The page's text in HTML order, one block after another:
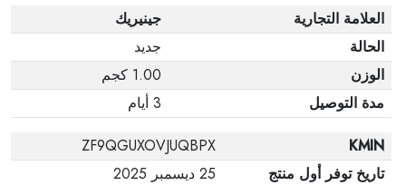
العلامة التجارية
جينيريك
الحالة
جديد
الوزن
1.00 كجم
مدة التوصيل
3 أيام
KMIN
ZF9QGUXOVJUQBPX
تاريخ توفر أول منتج
25 ديسمبر 2025